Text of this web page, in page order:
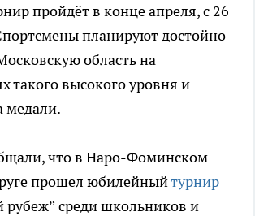
пройдёт в конце апреля, с 26
планируют достойно
область на
такого высокого уровня и
медали.
что в Наро-Фоминском
прошел юбилейныйтурнир
рубеж” среди школьников и